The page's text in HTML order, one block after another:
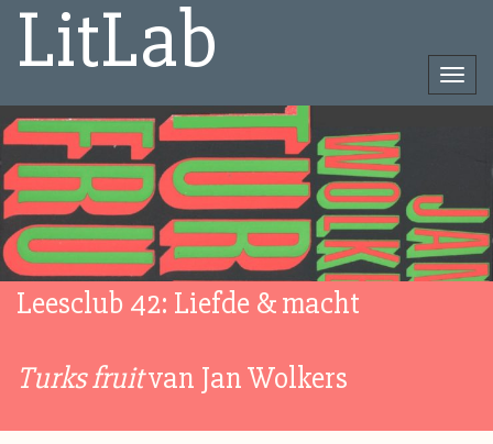
LitLab
Direct
naar
het
inhoud
Leesclub 42: Liefde & macht
Turks fruitvan Jan Wolkers